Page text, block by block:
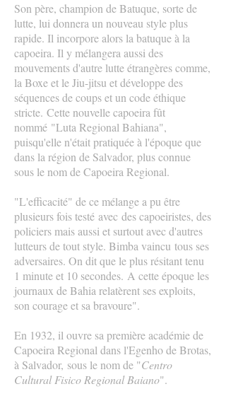
Son père, champion de Batuque, sorte de
lutte, lui donnera un nouveau style plus
rapide. Il incorpore alors la batuque à la
capoeira. Il y mélangera aussi des
mouvements d'autre lutte étrangères comme,
la Boxe et le Jiu-jitsu et développe des
séquences de coups et un code éthique
stricte. Cette nouvelle capoeira fût
nommé "Luta Regional Bahiana",
puisqu'elle n'était pratiquée à l'époque que
dans la région de Salvador, plus connue
sous le nom de Capoeira Regional.
"L'efficacité" de ce mélange a pu être
plusieurs fois testé avec des capoeiristes, des
policiers mais aussi et surtout avec d'autres
lutteurs de tout style. Bimba vaincu tous ses
adversaires. On dit que le plus résitant tenu
1 minute et 10 secondes. A cette époque les
journaux de Bahia relatèrent ses exploits,
son courage et sa bravoure".
En 1932, il ouvre sa première académie de
Capoeira Regional dans l'Egenho de Brotas,
à Salvador, sous le nom de "Centro
Cultural Fisico Regional Baiano".